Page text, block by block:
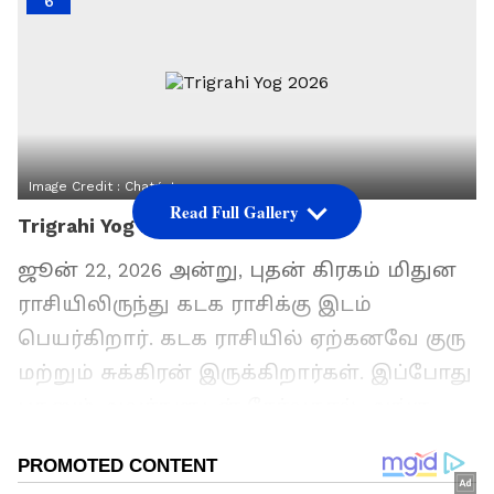
Image Credit : Chatgpt
Trigrahi Yog 2026
ஜூன் 22, 2026 அன்று, புதன் கிரகம் மிதுன
ராசியிலிருந்து கடக ராசிக்கு இடம்
பெயர்கிறார். கடக ராசியில் ஏற்கனவே குரு
மற்றும் சுக்கிரன் இருக்கிறார்கள். இப்போது
மூன்று கிரகங்களுமே சுப பலன்களைத்
Read Full Gallery